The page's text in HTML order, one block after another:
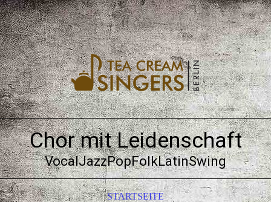
Chor mit Leidenschaft
VocalJazzPopFolkLatinSwing
STARTSEITE